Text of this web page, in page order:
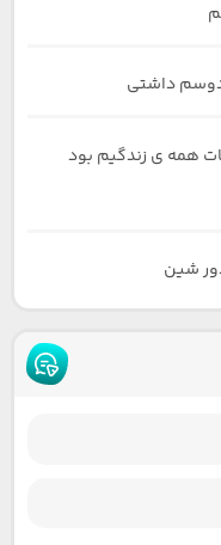
دوسم داشتی
همه ی زندگیم بود
شین